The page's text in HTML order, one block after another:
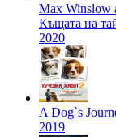
Max Winslow
Къщата на
2020
A Dog`s
2019